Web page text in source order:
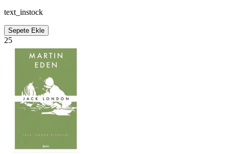
text_instock
Sepete Ekle
25